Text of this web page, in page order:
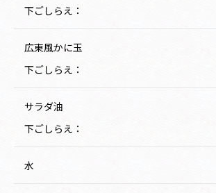
下ごしらえ：
広東風かに玉
下ごしらえ：
サラダ油
下ごしらえ：
水